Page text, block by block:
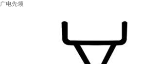
广电先领